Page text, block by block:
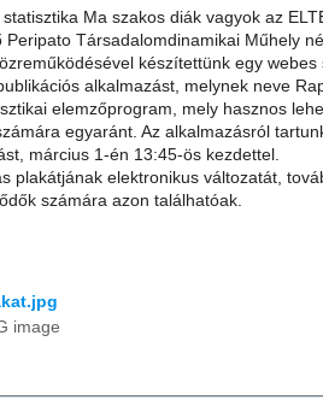
Ma szakos diák vagyok az
Peripato Társadalomdinamikai Műhely
készítettünk egy webes
alkalmazást, melynek neve
elemzőprogram, mely hasznos
egyaránt. Az alkalmazásról
március 1-én 13:45-ös kezdettel.
plakátjának elektronikus változatát,
számára azon találhatóak.
image